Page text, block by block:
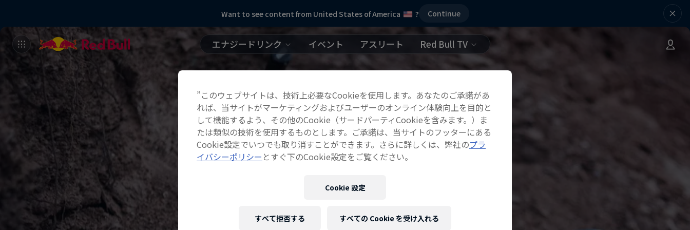
Want to see content from United States of America ? Continue
エナジードリンク イベント アスリート Red Bull TV
”このウェブサイトは、技術上必要なCookieを使用します。あなたのご承諾があ
れば、当サイトがマーケティングおよびユーザーのオンライン体験向上を目的と
して機能するよう、その他のCookie（サードパーティCookieを含みます。）ま
たは類似の技術を使用するものとします。ご承諾は、当サイトのフッターにある
Cookie設定でいつでも取り消すことができます。さらに詳しくは、弊社のプラ
イバシーポリシー とすぐ下のCookie設定をご覧ください。
Cookie 設定
すべて拒否する すべての Cookie を受け入れる